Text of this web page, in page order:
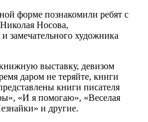
форме познакомили ребят с
Носова,
замечательного художника
выставку, девизом
даром не теряйте, книги
книги писателя
«И я помогаю», «Веселая
и другие.